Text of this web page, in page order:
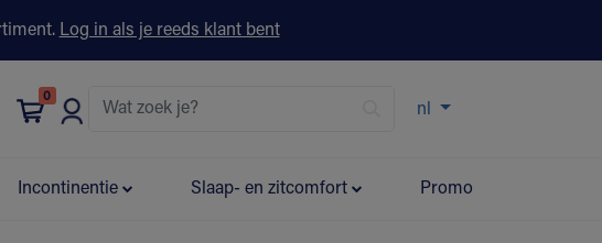
Log in als je reeds klant bent
0
nl
Incontinentie Slaap- en zitcomfort Promo